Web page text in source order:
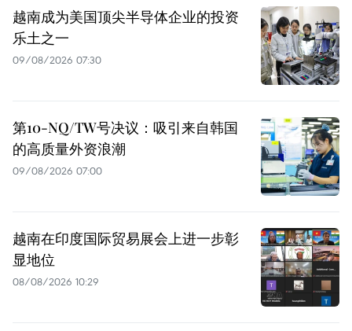
越南成为美国顶尖半导体企业的投资
乐土之一
09/08/2026 07:30
第10-NQ/TW号决议：吸引来自韩国
的高质量外资浪潮
09/08/2026 07:00
越南在印度国际贸易展会上进一步彰
显地位
08/08/2026 10:29